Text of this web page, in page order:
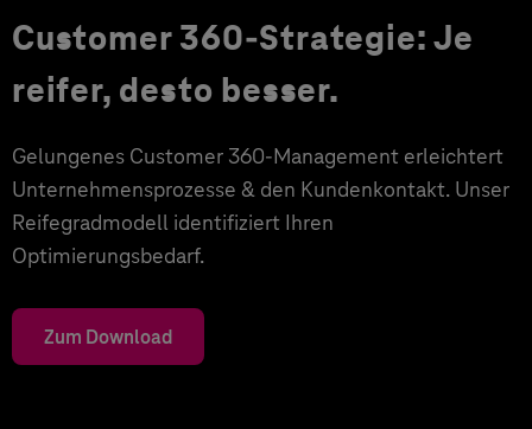
Customer 360-Strategie: Je
reifer, desto besser.
Gelungenes Customer 360-Management erleichtert
Unternehmensprozesse & den Kundenkontakt. Unser
Reifegradmodell identifiziert Ihren
Optimierungsbedarf.
Zum Download